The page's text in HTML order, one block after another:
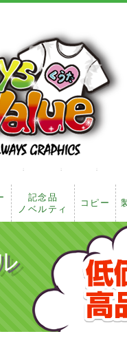
記念品
ノベルティ
コピー